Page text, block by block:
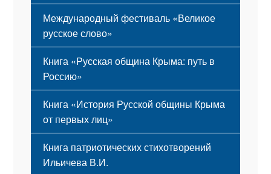
Международный фестиваль «Великое
русское слово»
Книга «Русская община Крыма: путь в
Россию»
Книга «История Русской общины Крыма
от первых лиц»
Книга патриотических стихотворений
Ильичева В.И.